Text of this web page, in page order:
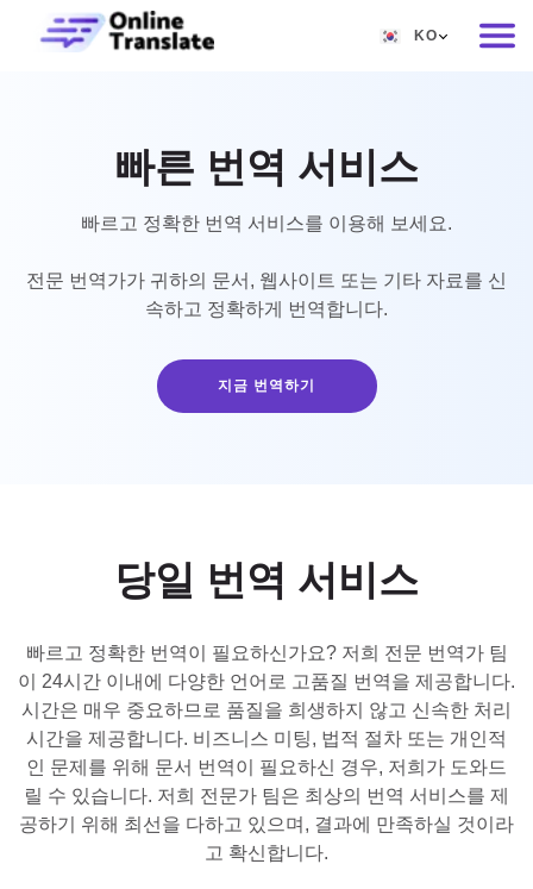
KO
DE
IT
PT
KO
TL
ID
빠른 번역 서비스
빠르고 정확한 번역 서비스를 이용해 보세요.
전문 번역가가 귀하의 문서, 웹사이트 또는 기타 자료를 신
속하고 정확하게 번역합니다.
지금 번역하기
당일 번역 서비스
빠르고 정확한 번역이 필요하신가요? 저희 전문 번역가 팀
이 24시간 이내에 다양한 언어로 고품질 번역을 제공합니다.
시간은 매우 중요하므로 품질을 희생하지 않고 신속한 처리
시간을 제공합니다. 비즈니스 미팅, 법적 절차 또는 개인적
인 문제를 위해 문서 번역이 필요하신 경우, 저희가 도와드
릴 수 있습니다. 저희 전문가 팀은 최상의 번역 서비스를 제
공하기 위해 최선을 다하고 있으며, 결과에 만족하실 것이라
고 확신합니다.